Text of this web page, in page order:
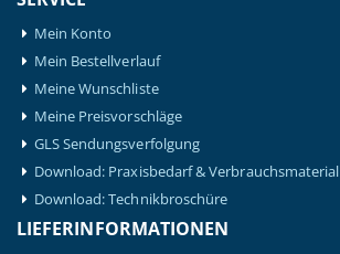
Mein Konto
Mein Bestellverlauf
Meine Wunschliste
Meine Preisvorschläge
GLS Sendungsverfolgung
Download: Praxisbedarf & Verbrauchsmaterial
Download: Technikbroschüre
LIEFERINFORMATIONEN